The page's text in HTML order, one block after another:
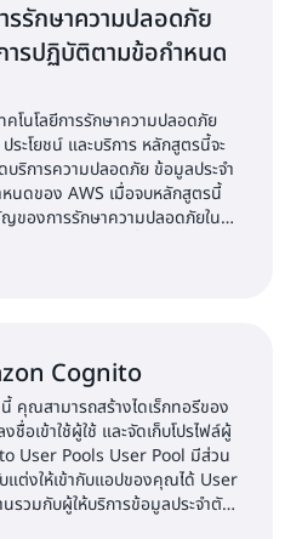
รรักษาความปลอดภัย
ารปฏิบัติตามข้อกำหนด
โนโลยีการรักษาความปลอดภัย
ระโยชน์ และบริการ หลักสูตรนี้จะ
บริการความปลอดภัย ข้อมูลประจำ
นดของ AWS เมื่อจบหลักสูตรนี้
ของการรักษาความปลอดภัยใน
ลของคุณ
Cognito
คุณสามารถสร้างไดเร็กทอรีของ
อเข้าใช้ผู้ใช้ และจัดเก็บโปรไฟล์ผู้
User Pools User Pool มีส่วน
ต่งให้เข้ากับแอปของคุณได้ User
รวมกับผู้ให้บริการข้อมูลประจำตัว